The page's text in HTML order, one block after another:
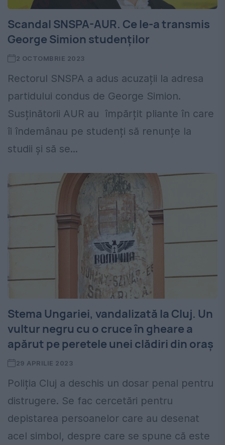
Scandal SNSPA-AUR. Ce le-a transmis
George Simion studenților
2 OCTOMBRIE 2023
Rectorul SNSPA a adus acuzații la adresa
partidului condus de George Simion.
Susținătorii AUR au împărțit pliante în care
îi îndemânau pe studenți să renunțe la
studii şi să se...
Stema Ungariei, vandalizată la Cluj. Un
vultur negru cu o cruce în gheare a
apărut pe peretele unei clădiri din oraș
29 APRILIE 2023
Poliția Cluj a deschis un dosar penal pentru
distrugere. Se fac cercetări pentru
depistarea persoanelor care au desenat
acel simbol, despre care se spune că este